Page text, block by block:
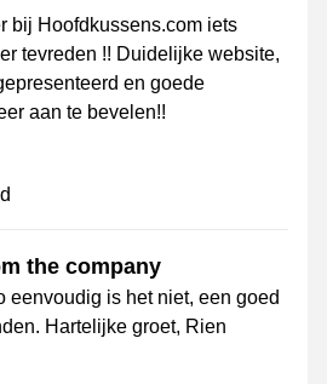
bij Hoofdkussens.com iets
tevreden !! Duidelijke website,
en goede
aan te bevelen!!
the company
eenvoudig is het niet, een goed
Hartelijke groet, Rien